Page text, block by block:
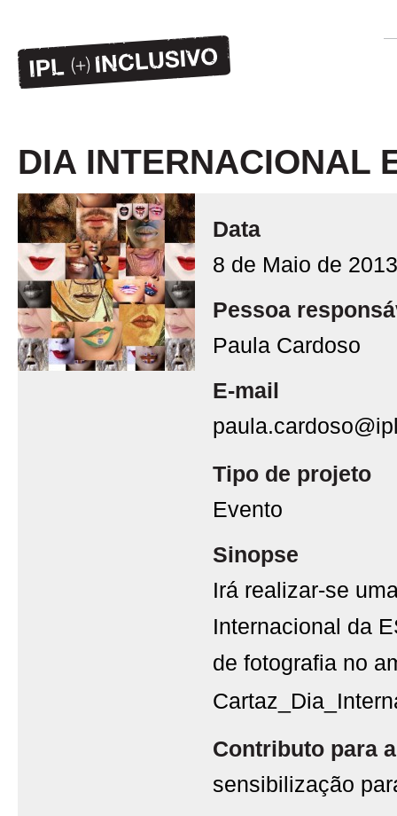
DIA INTERNACIONAL
Data
8 de Maio de
Pessoa
Paula Cardoso
E-mail
Tipo de projeto
Evento
Sinopse
Irá realizar-se
Internacional da
de fotografia no
Contributo para
sensibilização